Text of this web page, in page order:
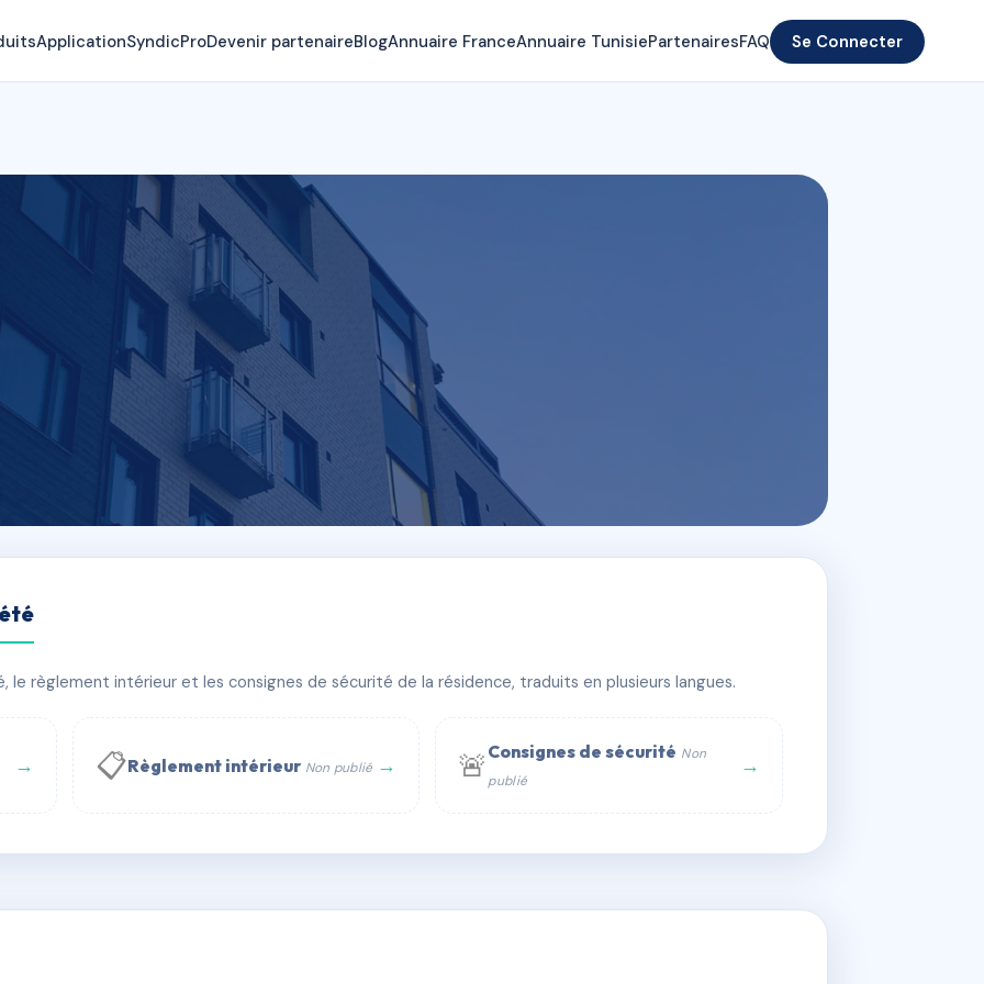
ApplicationSyndicProDevenir partenaireBlogAnnuaire FranceAnnuaire TunisiePartenairesFAQ Se Connecter
WhatsApp
règlement intérieur et les consignes de sécurité de la résidence, traduits en plusieurs langues.
→ 📋Règlement intérieur Non publié → 🚨 Consignes de sécurité Non
publié
→
AC6483788 🇫🇷